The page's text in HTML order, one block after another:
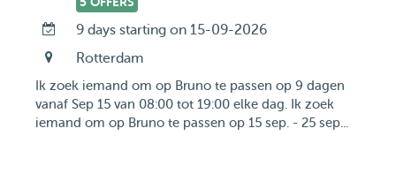
9 days starting on 15-09-2026
Rotterdam
Ik zoek iemand om op Bruno te passen op 9 dagen
vanaf Sep 15 van 08:00 tot 19:00 elke dag. Ik zoek
iemand om op Bruno te passen op 15 sep. - 25 sep...